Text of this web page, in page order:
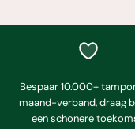
Bespaar 10.000+
maand-verband, draag
een schonere